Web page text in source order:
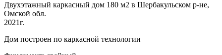
Двухэтажный каркасный дом 180 м2 в Шербакульском р-не,
Омской обл.
2021г.
Дом построен по каркасной технологии